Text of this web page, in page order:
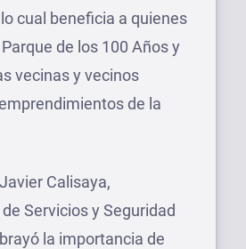
cual beneficia a quienes
de los 100 Años y
vecinas y vecinos
de la
Calisaya,
Servicios y Seguridad
la importancia de